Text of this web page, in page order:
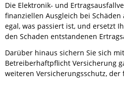
Die Elektronik- und
finanziellen Ausgleich bei
egal, was passiert ist, und ersetzt
den Schaden entstandenen
Darüber hinaus sichern Sie sich
Betreiberhaftpflicht Versicherung
weiteren Versicherungsschutz,